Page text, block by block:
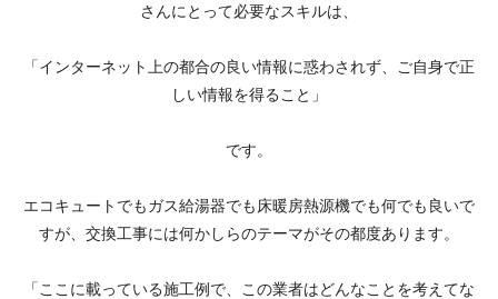
さんにとって必要なスキルは、
「インターネット上の都合の良い情報に惑わされず、ご自身で正
しい情報を得ること」
です。
エコキュートでもガス給湯器でも床暖房熱源機でも何でも良いで
すが、交換工事には何かしらのテーマがその都度あります。
「ここに載っている施工例で、この業者はどんなことを考えてな